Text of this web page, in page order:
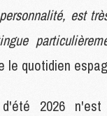
est
le quotidien
2026 n'est